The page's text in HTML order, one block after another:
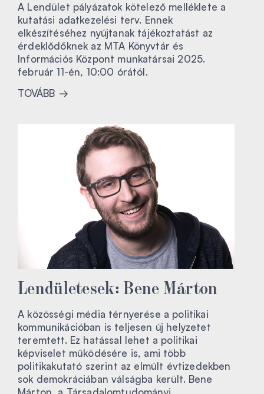
A Lendület pályázatok kötelező melléklete a
kutatási adatkezelési terv. Ennek
elkészítéséhez nyújtanak tájékoztatást az
érdeklődőknek az MTA Könyvtár és
Információs Központ munkatársai 2025.
február 11-én, 10:00 órától.
TOVÁBB
Lendületesek: Bene Márton
A közösségi média térnyerése a politikai
kommunikációban is teljesen új helyzetet
teremtett. Ez hatással lehet a politikai
képviselet működésére is, ami több
politikakutató szerint az elmúlt évtizedekben
sok demokráciában válságba került. Bene